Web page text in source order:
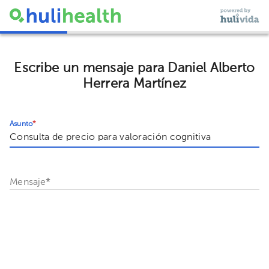
Escribe un mensaje para Daniel Alberto
Herrera Martínez
Asunto*
Mensaje*